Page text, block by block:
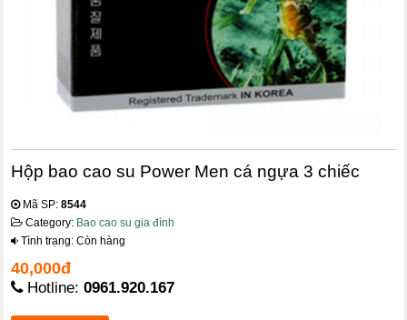
Hộp bao cao su Power Men cá ngựa 3 chiếc
Mã SP:8544
Category: Bao cao su gia đình
Tình trạng: Còn hàng
40,000đ
Hotline:0961.920.167